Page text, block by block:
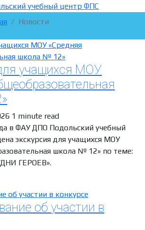
Новости
учащихся МОУ
1 minute read
в ФАУ ДПО Подольский учебный
экскурсия для учащихся МОУ
школа № 12» по теме:
ГЕРОЕВ».
об участии в